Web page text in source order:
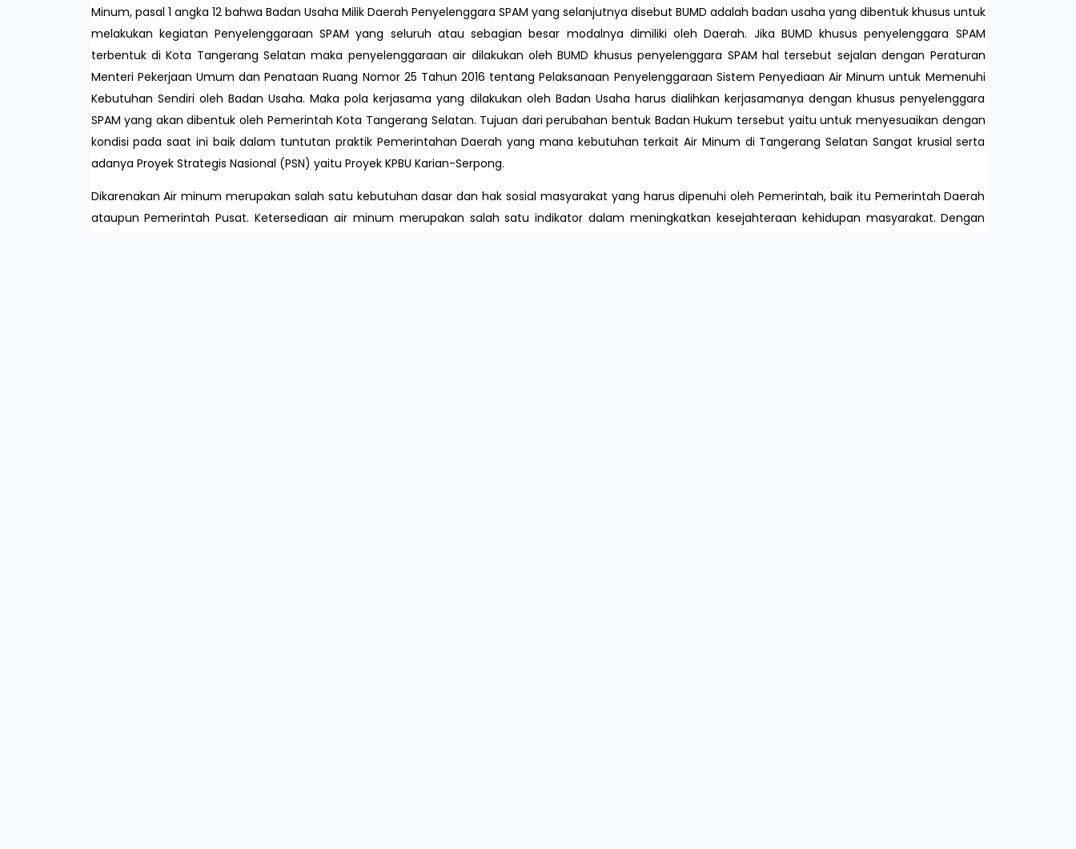
Minum, pasal 1 angka 12 bahwa Badan Usaha Milik Daerah Penyelenggara SPAM yang selanjutnya disebut BUMD adalah badan usaha yang dibentuk khusus untuk
melakukan kegiatan Penyelenggaraan SPAM yang seluruh atau sebagian besar modalnya dimiliki oleh Daerah. Jika BUMD khusus penyelenggara SPAM
terbentuk di Kota Tangerang Selatan maka penyelenggaraan air dilakukan oleh BUMD khusus penyelenggara SPAM hal tersebut sejalan dengan Peraturan
Menteri Pekerjaan Umum dan Penataan Ruang Nomor 25 Tahun 2016 tentang Pelaksanaan Penyelenggaraan Sistem Penyediaan Air Minum untuk Memenuhi
Kebutuhan Sendiri oleh Badan Usaha. Maka pola kerjasama yang dilakukan oleh Badan Usaha harus dialihkan kerjasamanya dengan khusus penyelenggara
SPAM yang akan dibentuk oleh Pemerintah Kota Tangerang Selatan. Tujuan dari perubahan bentuk Badan Hukum tersebut yaitu untuk menyesuaikan dengan
kondisi pada saat ini baik dalam tuntutan praktik Pemerintahan Daerah yang mana kebutuhan terkait Air Minum di Tangerang Selatan Sangat krusial serta
adanya Proyek Strategis Nasional (PSN) yaitu Proyek KPBU Karian-Serpong.
Dikarenakan Air minum merupakan salah satu kebutuhan dasar dan hak sosial masyarakat yang harus dipenuhi oleh Pemerintah, baik itu Pemerintah Daerah
ataupun Pemerintah Pusat. Ketersediaan air minum merupakan salah satu indikator dalam meningkatkan kesejahteraan kehidupan masyarakat. Dengan